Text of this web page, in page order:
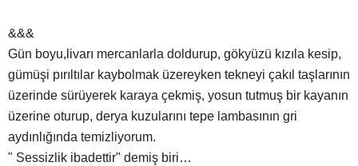
&&&
Gün boyu,livarı mercanlarla doldurup, gökyüzü kızıla kesip,
gümüşi pırıltılar kaybolmak üzereyken tekneyi çakıl taşlarının
üzerinde sürüyerek karaya çekmiş, yosun tutmuş bir kayanın
üzerine oturup, derya kuzularını tepe lambasının gri
aydınlığında temizliyorum.
" Sessizlik ibadettir" demiş biri…